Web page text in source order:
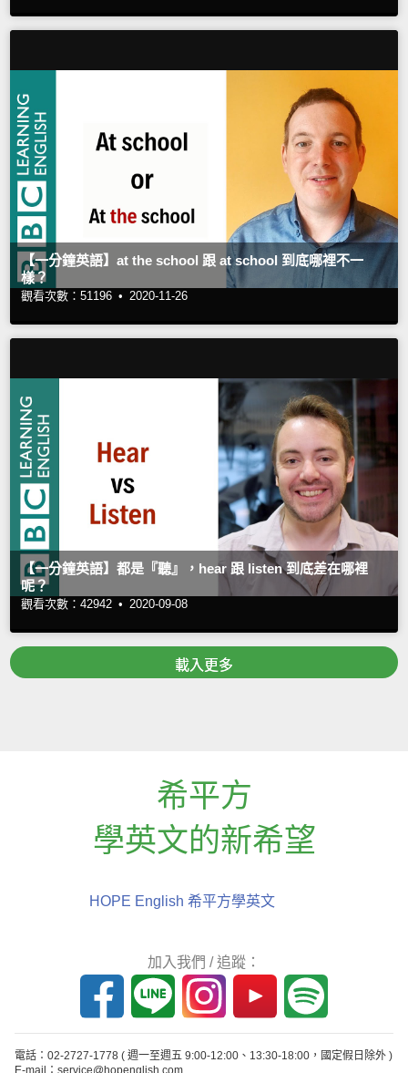
【一分鐘英語】at the school 跟 at school 到底哪裡不一
樣？
觀看次數：51196 • 2020-11-26
【一分鐘英語】都是『聽』，hear 跟 listen 到底差在哪裡
呢？
觀看次數：42942 • 2020-09-08
載入更多
希平方
學英文的新希望
HOPE English 希平方學英文
加入我們 / 追蹤：
電話：02-2727-1778 ( 週一至週五 9:00-12:00、13:30-18:00，國定假日除外 )
E-mail：service@hopenglish.com